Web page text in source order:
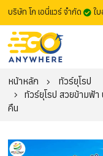
บริษัท โก เอนี่แวร์ จำกัด ใ
หน้าหลัก
ทัวร์ยุโรป
ทัวร์ยุโรป สวยข้ามฟ้
คืน